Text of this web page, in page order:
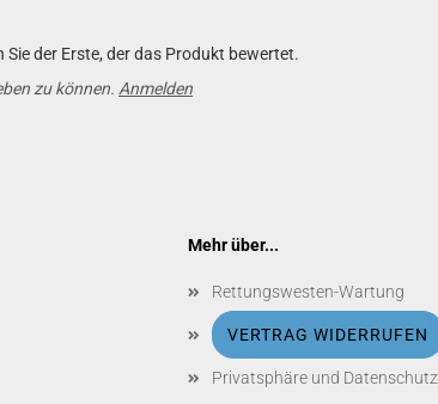
der Erste, der das Produkt bewertet.
zu können. Anmelden
Mehr über...
Rettungswesten-Wartung
VERTRAG WIDERRUFEN
Privatsphäre und Datenschutz